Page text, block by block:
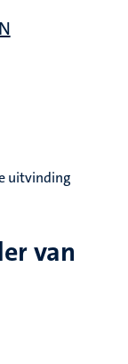
uitvinding
van